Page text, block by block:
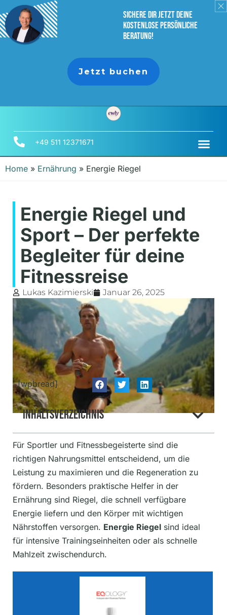
+49 511 12371671
Home » Ernährung » Energie Riegel
Energie Riegel und
Sport – Der perfekte
Begleiter für deine
Fitnessreise
Lukas Kazimierski Januar 26, 2025
[wpbread]
Inhaltsverzeichnis
Für Sportler und Fitnessbegeisterte sind die
richtigen Nahrungsmittel entscheidend, um die
Leistung zu maximieren und die Regeneration zu
fördern. Besonders praktische Helfer in der
Ernährung sind Riegel, die schnell verfügbare
Energie liefern und den Körper mit wichtigen
Nährstoffen versorgen. Energie Riegel sind ideal
für intensive Trainingseinheiten oder als schnelle
Mahlzeit zwischendurch.
sichere dir jetzt deine
Kostenlose persönliche
Beratung!
Jetzt buchen